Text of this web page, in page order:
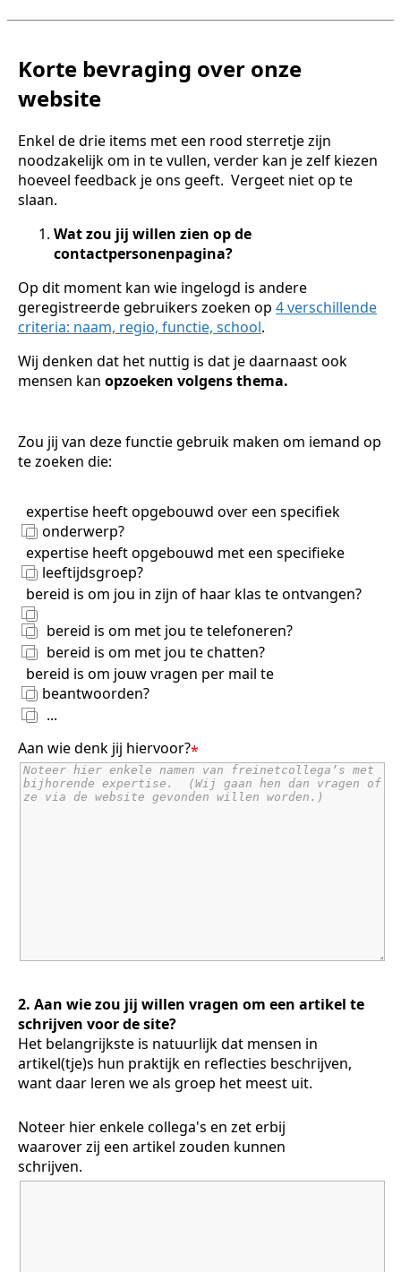
Korte bevraging over onze
website
Enkel de drie items met een rood sterretje zijn
noodzakelijk om in te vullen, verder kan je zelf kiezen
hoeveel feedback je ons geeft. Vergeet niet op te
slaan.
Wat zou jij willen zien op de
contactpersonenpagina?
Op dit moment kan wie ingelogd is andere
geregistreerde gebruikers zoeken op 4 verschillende
criteria: naam, regio, functie, school.
Wij denken dat het nuttig is dat je daarnaast ook
mensen kan opzoeken volgens thema.
Zou jij van deze functie gebruik maken om iemand op
te zoeken die:
expertise heeft opgebouwd over een specifiek
onderwerp?
expertise heeft opgebouwd met een specifieke
leeftijdsgroep?
bereid is om jou in zijn of haar klas te ontvangen?
bereid is om met jou te telefoneren?
bereid is om met jou te chatten?
bereid is om jouw vragen per mail te
beantwoorden?
...
Aan wie denk jij hiervoor?*
2. Aan wie zou jij willen vragen om een artikel te
schrijven voor de site?
Het belangrijkste is natuurlijk dat mensen in
artikel(tje)s hun praktijk en reflecties beschrijven,
want daar leren we als groep het meest uit.
Noteer hier enkele collega's en zet erbij
waarover zij een artikel zouden kunnen
schrijven.